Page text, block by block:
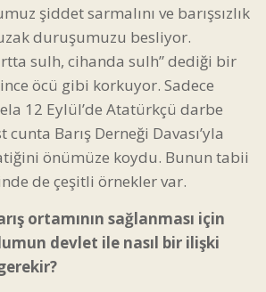
şiddet sarmalını ve barışsızlık
duruşumuzu besliyor.
sulh, cihanda sulh” dediği bir
öcü gibi korkuyor. Sadece
12 Eylül’de Atatürkçü darbe
Barış Derneği Davası’yla
önümüze koydu. Bunun tabii
de çeşitli örnekler var.
ortamının sağlanması için
devlet ile nasıl bir ilişki